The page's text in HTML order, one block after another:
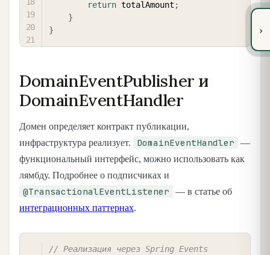
return totalAmount ;
}
}
DomainEventPublisher и
DomainEventHandler
Домен определяет контракт публикации,
инфраструктура реализует.
DomainEventHandler
—
функциональный интерфейс, можно использовать как
лямбду. Подробнее о подписчиках и
@TransactionalEventListener
— в статье об
интеграционных паттернах.
// Реализация через Spring Events
›